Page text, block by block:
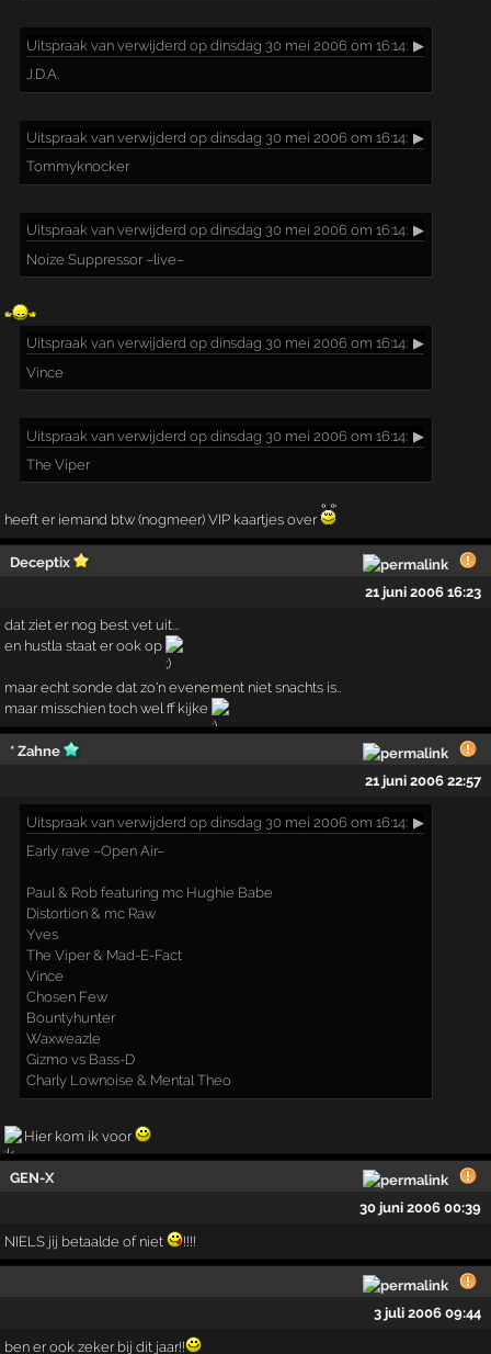
Uitspraak van verwijderd op dinsdag 30 mei 2006 om 16:14: ▶
J.D.A.
Uitspraak van verwijderd op dinsdag 30 mei 2006 om 16:14: ▶
Tommyknocker
Uitspraak van verwijderd op dinsdag 30 mei 2006 om 16:14: ▶
Noize Suppressor –live–
Uitspraak van verwijderd op dinsdag 30 mei 2006 om 16:14: ▶
Vince
Uitspraak van verwijderd op dinsdag 30 mei 2006 om 16:14: ▶
The Viper
heeft er iemand btw (nogmeer) VIP kaartjes over
Deceptix
21 juni 2006 16:23
dat ziet er nog best vet uit...
en hustla staat er ook op
maar echt sonde dat zo'n evenement niet snachts is..
maar misschien toch wel ff kijke
* Zahne
21 juni 2006 22:57
Uitspraak van verwijderd op dinsdag 30 mei 2006 om 16:14: ▶
Early rave –Open Air–
Paul & Rob featuring mc Hughie Babe
Distortion & mc Raw
Yves
The Viper & Mad-E-Fact
Vince
Chosen Few
Bountyhunter
Waxweazle
Gizmo vs Bass-D
Charly Lownoise & Mental Theo
Hier kom ik voor
GEN-X
30 juni 2006 00:39
NIELS jij betaalde of niet !!!!
3 juli 2006 09:44
ben er ook zeker bij dit jaar!!